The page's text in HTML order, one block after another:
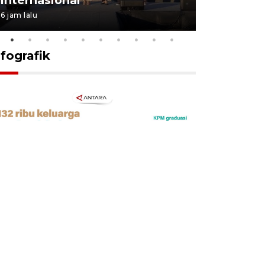
6 jam lalu